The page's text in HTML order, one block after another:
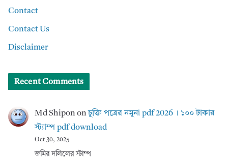
Contact
Contact Us
Disclaimer
Recent Comments
Md Shipononচুক্তি পত্রের নমুনা pdf 2026 । ১০০ টাকার
স্ট্যাম্প pdf download
Oct 30, 2025
জমির দলিলের স্টাম্প